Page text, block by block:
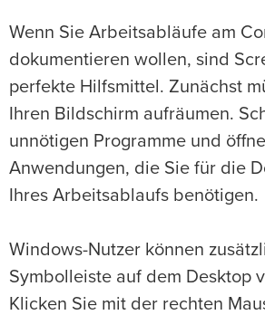
Wenn Sie Arbeitsabläufe am
dokumentieren wollen, sind
perfekte Hilfsmittel. Zunächst
Ihren Bildschirm aufräumen.
unnötigen Programme und
Anwendungen, die Sie für die
Ihres Arbeitsablaufs benötigen.
Windows-Nutzer können
Symbolleiste auf dem Desktop
Klicken Sie mit der rechten